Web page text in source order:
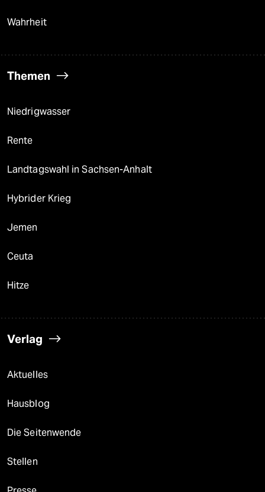
Wahrheit
Themen
Niedrigwasser
Rente
Landtagswahl in Sachsen-Anhalt
Hybrider Krieg
Jemen
Ceuta
Hitze
Verlag
Aktuelles
Hausblog
Die Seitenwende
Stellen